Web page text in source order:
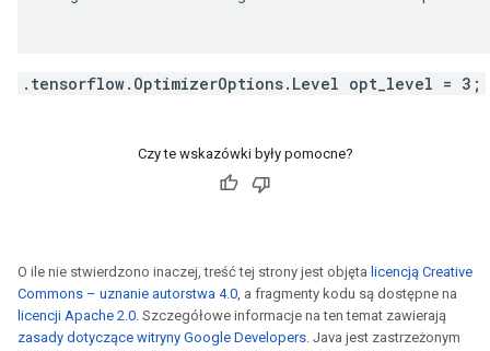
.tensorflow.OptimizerOptions.Level opt_level = 3;
Czy te wskazówki były pomocne?
O ile nie stwierdzono inaczej, treść tej strony jest objęta licencją Creative
Commons – uznanie autorstwa 4.0, a fragmenty kodu są dostępne na
licencji Apache 2.0. Szczegółowe informacje na ten temat zawierają
zasady dotyczące witryny Google Developers. Java jest zastrzeżonym